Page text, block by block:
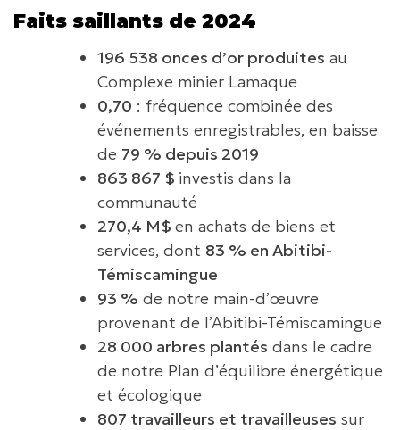
Faits saillants de 2024
196 538 onces d’or produites au
Complexe minier Lamaque
0,70 : fréquence combinée des
événements enregistrables, en baisse
de 79 % depuis 2019
863 867 $ investis dans la
communauté
270,4 M$ en achats de biens et
services, dont 83 % en Abitibi-
Témiscamingue
93 % de notre main-d’œuvre
provenant de l’Abitibi-Témiscamingue
28 000 arbres plantés dans le cadre
de notre Plan d’équilibre énergétique
et écologique
807 travailleurs et travailleuses sur